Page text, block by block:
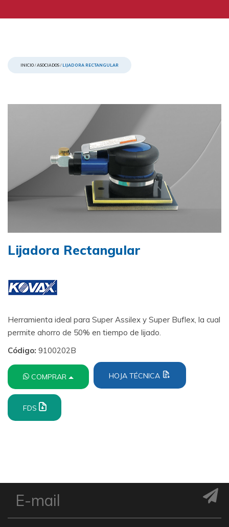
INICIO /ASOCIADOS / LIJADORA RECTANGULAR
Lijadora Rectangular
Herramienta ideal para Super Assilex y Super Buflex, la cual
permite ahorro de 50% en tiempo de lijado.
Código: 9100202B
COMPRAR HOJA TÉCNICA
FDS